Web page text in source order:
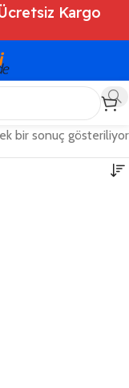
Kargo
bir sonuç gösteriliyor